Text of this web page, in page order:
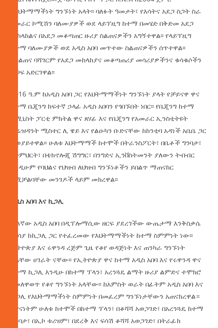
የእህትማማችነት ግንኙነት አላት፡፡ ባለፉት ዓመታት፣ የእሳትና አደጋ ስጋት ስራ
አመራር ኮሚሽን ባለሙያዎች ወደ ላይፕዚግ ከተማ በመሄድ በቅድመ አደጋ
መከላከልና በአደጋ መቆጣጠር ዙሪያ ስልጠናዎችን አግኝተዋል፡፡ የላይፕዚግ
ከተማ ባለሙያዎች ወደ አዲስ አበባ መጥተው ስልጠናዎችን ሰጥተዋል፡፡
ከስልጠና ባሻገርም የአደጋ መከላከያና መቆጣጠሪያ መሳሪያዎችንና ቁሳቁሶችን
ድጋፍ አድርገዋል፡፡
2016 ዓ.ም ከአዲስ አበባ ጋር የእህትማማችነት ግንኙነት ያላት የቻይናዋ ዋና
ከተማ ቤጂንግ ከፍተኛ ኃላፊ አዲስ አበባን የጎበኙበት ነበር፡፡ የቤጂንግ ከተማ
ኮሚኒስት ፓርቲ ምክትል ዋና ጸሃፊ እና የቤጂንግ የአመራር ኢንስቲትዩት
ፕሬዝዳንት ሚስተር ሊ ዌይ እና የልዑካን ቡድናቸው ከከንቲባ አዳነች አቤቤ ጋር
ተወያይተዋል፡፡ ሁለቱ እህትማማች ከተሞች በትራንስፖርት፣ በቤቶች ግንባታ፣
በትምህርት፣ በቴክኖሎጂ ሽግግር፣ በንግድና ኢንቨስትመንት ያለውን ትብብር
እንዲሁም የባህልና የህዝብ ለህዝብ ግንኙነቶችን ይበልጥ ማጠናከር
በሚቻልባቸው መንገዶች ላይም መክረዋል፡፡
አዲስ አበባ እና ኪጋሊ
ሌላኛው አዲስ አበባ በዲፕሎማሲው ዘርፍ ያደረገችው ውጤታማ እንቅስቃሴ
ማሳያ ከኪጋሊ ጋር የተፈረመው የእህትማማችነት ከተማ ስምምነት ነው፡፡
ኢትዮጵያ እና ሩዋንዳ ረጅም ጊዜ የቆየ ወዳጅነት እና ጠንካራ ግንኙነት
ያላቸው ሀገራት ናቸው፡፡ የኢትዮጵያ ዋና ከተማ አዲስ አበባ እና የሩዋንዳ ዋና
ከተማ ኪጋሊ እንዲሁ በከተማ ፕላን፣ አረንጓዴ ልማት ዙሪያ ልምድና ተሞክሮ
የመለዋወጥ የቆየ ግንኙነት አላቸው፡፡ ከአምስት ወራት በፊትም አዲስ አበባ እና
ኪጋሊ የእህትማማችነት ስምምነት በመፈረም ግንኙነታቸውን አጠናክረዋል።
በዋናነትም ሁለቱ ከተሞች በከተማ ፕላን፣ በቆሻሻ አወጋገድ፣ በአረንጓዴ ከተማ
ግንባታ፣ በኢኮ ቱሪዝም፣ በደረቅ እና ፍሳሽ ቆሻሻ አወጋገድ፣ በትራፊክ